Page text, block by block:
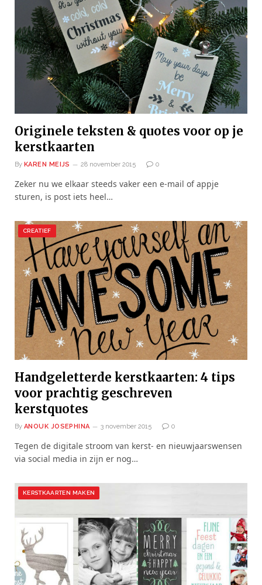
Originele teksten & quotes voor op je
kerstkaarten
By KAREN MEIJS 28 november 2015 0
Zeker nu we elkaar steeds vaker een e-mail of appje
sturen, is post iets heel…
CREATIEF
Handgeletterde kerstkaarten: 4 tips
voor prachtig geschreven
kerstquotes
By ANOUK JOSEPHINA 3 november 2015 0
Tegen de digitale stroom van kerst- en nieuwjaarswensen
via social media in zijn er nog…
KERSTKAARTEN MAKEN